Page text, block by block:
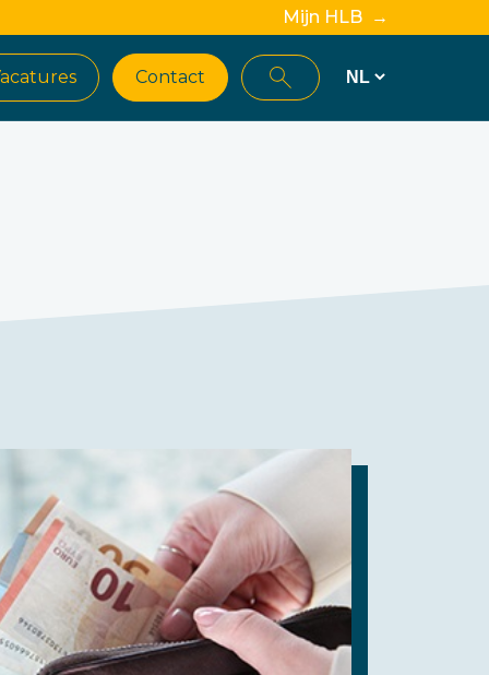
Mijn HLB →
Contact